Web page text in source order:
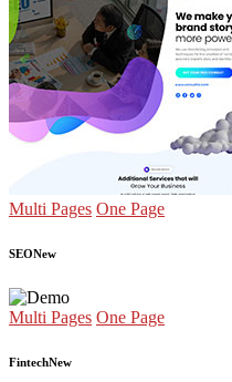
Multi Pages One Page
SEONew
Multi Pages One Page
FintechNew